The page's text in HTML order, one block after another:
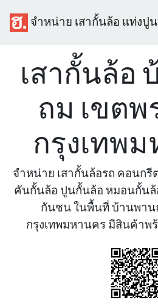
จำหน่าย เสากั้นล้อ แท่งปู
เสากั้นล้อ
ถม เขต
กรุงเทพ
จำหน่าย เสากั้นล้อรถ คอนก
คันกั้นล้อ ปูนกั้นล้อ หมอนกั้น
กันชน ในพื้นที่ บ้านพาน
กรุงเทพมหานคร มีสินค้าพ